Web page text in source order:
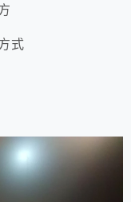
式